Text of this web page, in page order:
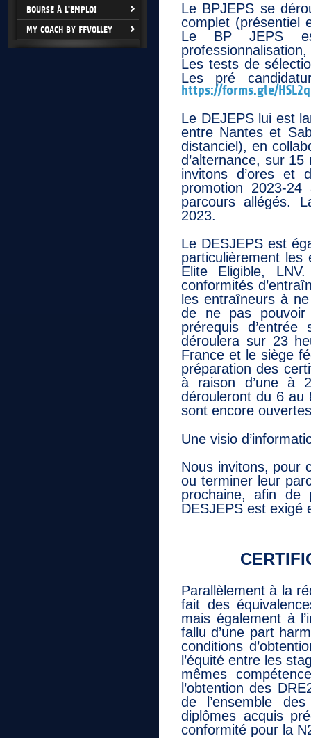
BOURSE À L'EMPLOI
MY COACH BY FFVOLLEY
Le BPJEPS se
complet (présentiel
Le BP JEPS
Les tests de
Les pré
https://forms.gle/
Le DEJEPS lui est
entre Nantes et
distanciel), en
d’alternance, sur
invitons d’ores et
promotion 2023-
parcours allégés.
2023.
Le DESJEPS est
particulièrement les
Elite Eligible,
conformités
les entraîneurs à
de ne pas pouvoir
prérequis
déroulera sur 23
France et le siège
préparation des
à raison d’une à
dérouleront du 6 au
sont encore
Une visio
Nous invitons, pour
ou terminer leur
prochaine, afin
DESJEPS est exigé
Parallèlement à la
fait des
mais également à
fallu d’une part
conditions
l’équité entre les
mêmes
l’obtention des
de l’ensemble
diplômes acquis
conformité pour la